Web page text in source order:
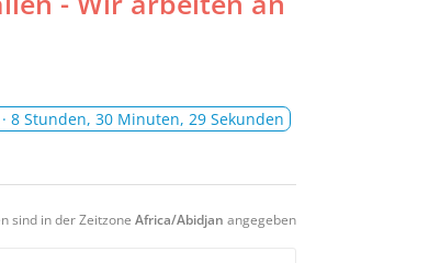
· 8 Stunden, 30 Minuten, 29 Sekunden
sind in der Zeitzone Africa/Abidjan angegeben